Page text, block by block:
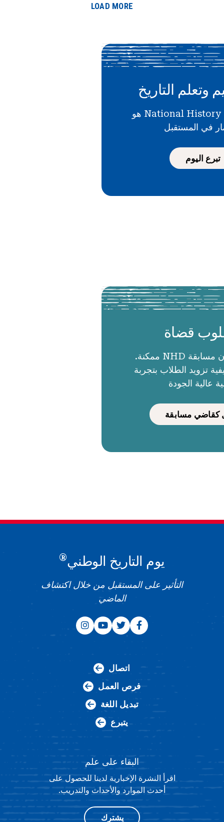
LOAD MORE
وتعلم التاريخ
دعمك لـ National History Day هو
في المستقبل
تبرع اليوم
قضاة
الحكام يجعلون مسابقة NHD ممكنة.
تزويد الطلاب بتجربة
عالية الجودة
مسابقة
يوم التاريخ الوطني®
التأثير على المستقبل من خلال اكتشاف
الماضي
اتصال
فرص العمل
تبديل اللغة
يتبرع
البقاء على علم
اقرأ النشرة الإخبارية لدينا للحصول على
أحدث الموارد والأحداث والتدريب.
يشترك